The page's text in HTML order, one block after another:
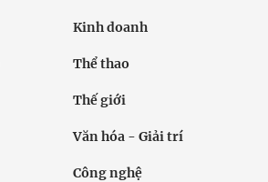
Kinh doanh
Thể thao
Thế giới
Văn hóa - Giải trí
Công nghệ